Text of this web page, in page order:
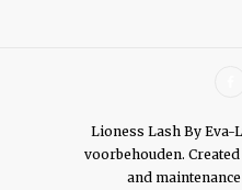
Lioness Lash By Eva-
voorbehouden. Created
and